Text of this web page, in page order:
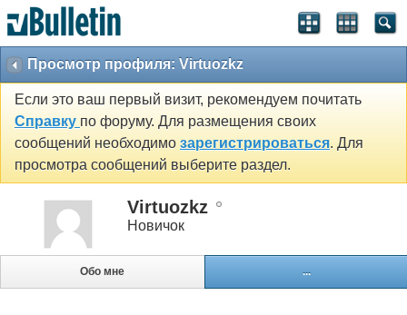
Просмотр профиля: Virtuozkz
Если это ваш первый визит, рекомендуем почитать
Справку по форуму. Для размещения своих
сообщений необходимо зарегистрироваться. Для
просмотра сообщений выберите раздел.
Virtuozkz
Новичок
Обо мне ...